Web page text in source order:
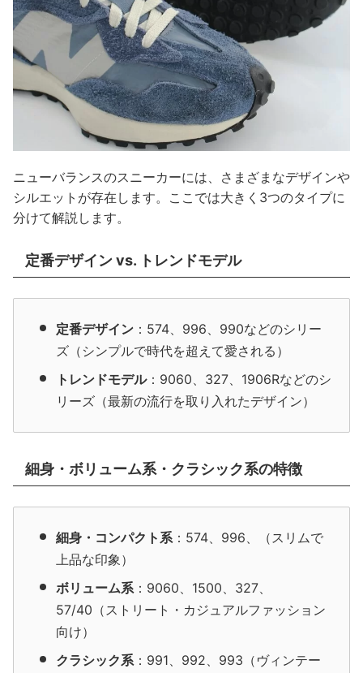
ニューバランスのスニーカーには、さまざまなデザインや
シルエットが存在します。ここでは大きく3つのタイプに
分けて解説します。
定番デザイン vs. トレンドモデル
定番デザイン ：574、996、990などのシリー
ズ（シンプルで時代を超えて愛される）
トレンドモデル：9060、327、1906Rなどのシ
リーズ（最新の流行を取り入れたデザイン）
細身・ボリューム系・クラシック系の特徴
細身・コンパクト系：574、996、（スリムで
上品な印象）
ボリューム系：9060、1500、327、
57/40（ストリート・カジュアルファッション
向け）
クラシック系：991、992、993（ヴィンテー